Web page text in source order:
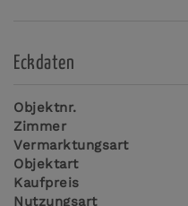
Eckdaten
Objektnr.
Zimmer
Vermarktungsart
Objektart
Kaufpreis
Nutzungsart